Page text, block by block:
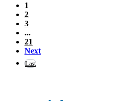
1
2
3
...
21
Next
Last